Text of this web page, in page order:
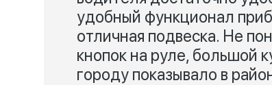
удобный функционал
отличная подвеска. Не
кнопок на руле, большой
городу показывало в